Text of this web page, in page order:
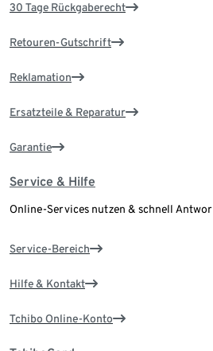
30 Tage Rückgaberecht
Retouren-Gutschrift
Reklamation
Ersatzteile & Reparatur
Garantie
Service & Hilfe
Online-Services nutzen & schnell
Service-Bereich
Hilfe & Kontakt
Tchibo Online-Konto